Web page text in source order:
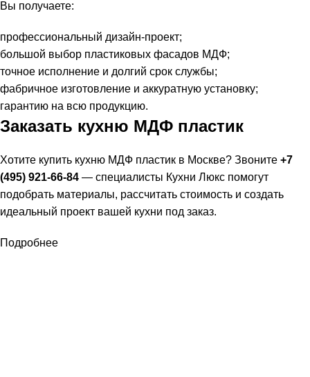
Вы получаете:
профессиональный дизайн-проект;
большой выбор пластиковых фасадов МДФ;
точное исполнение и долгий срок службы;
фабричное изготовление и аккуратную установку;
гарантию на всю продукцию.
Заказать кухню МДФ пластик
Хотите купить кухню МДФ пластик в Москве? Звоните +7
(495) 921-66-84 — специалисты Кухни Люкс помогут
подобрать материалы, рассчитать стоимость и создать
идеальный проект вашей кухни под заказ.
Подробнее